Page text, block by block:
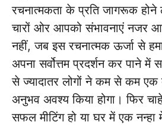
रचनात्मकता के प्रति जागरूक
चारों ओर आपको संभावनाएं नजर
नहीं, जब इस रचनात्मक ऊर्जा से
अपना सर्वोत्तम प्रदर्शन कर पाने में
से ज्यादातर लोगों ने कम से कम एक
अनुभव अवश्य किया होगा। फिर
सफल मीटिंग हो या घर में एक